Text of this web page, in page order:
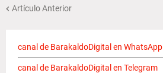
Artículo Anterior
canal de BarakaldoDigital en WhatsApp
canal de BarakaldoDigital en Telegram